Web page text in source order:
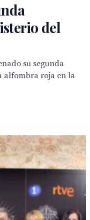
del
su segunda
alfombra roja en la